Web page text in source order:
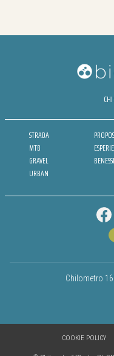
STRADA
MTB
GRAVEL
URBAN
Chilometro
COOKIE POLICY